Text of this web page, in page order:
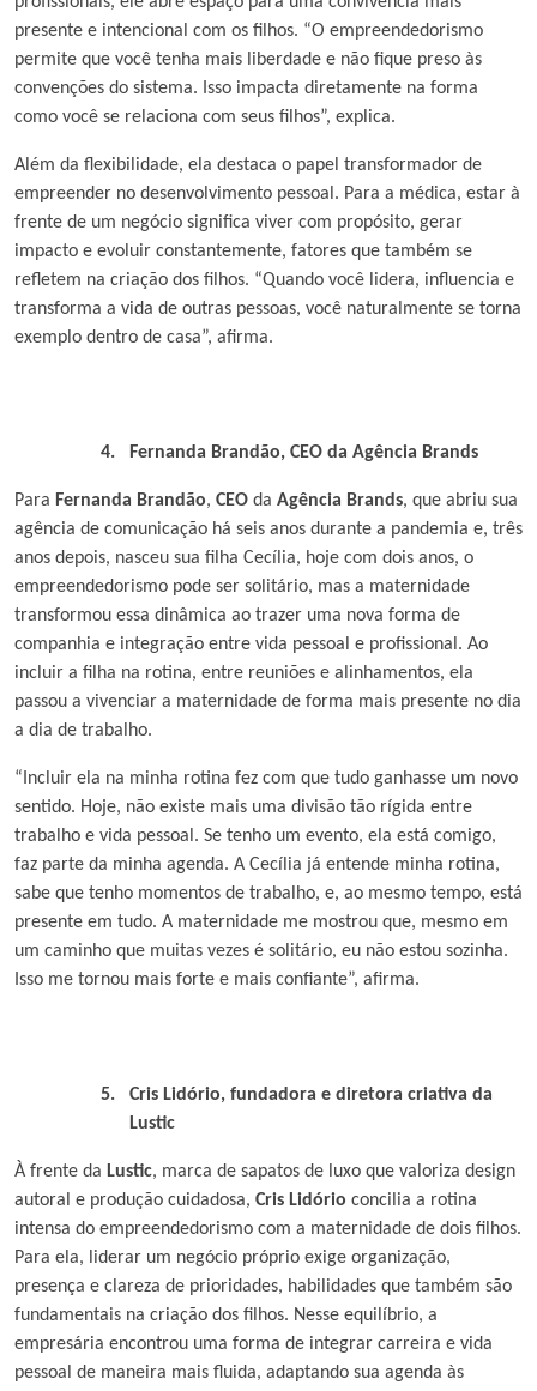
presente e intencional com os filhos. “O empreendedorismo
permite que você tenha mais liberdade e não fique preso às
convenções do sistema. Isso impacta diretamente na forma
como você se relaciona com seus filhos”, explica.
Além da flexibilidade, ela destaca o papel transformador de
empreender no desenvolvimento pessoal. Para a médica, estar à
frente de um negócio significa viver com propósito, gerar
impacto e evoluir constantemente, fatores que também se
refletem na criação dos filhos. “Quando você lidera, influencia e
transforma a vida de outras pessoas, você naturalmente se torna
exemplo dentro de casa”, afirma.
4. Fernanda Brandão, CEO da Agência Brands
Para Fernanda Brandão, CEO da Agência Brands, que abriu sua
agência de comunicação há seis anos durante a pandemia e, três
anos depois, nasceu sua filha Cecília, hoje com dois anos, o
empreendedorismo pode ser solitário, mas a maternidade
transformou essa dinâmica ao trazer uma nova forma de
companhia e integração entre vida pessoal e profissional. Ao
incluir a filha na rotina, entre reuniões e alinhamentos, ela
passou a vivenciar a maternidade de forma mais presente no dia
a dia de trabalho.
“Incluir ela na minha rotina fez com que tudo ganhasse um novo
sentido. Hoje, não existe mais uma divisão tão rígida entre
trabalho e vida pessoal. Se tenho um evento, ela está comigo,
faz parte da minha agenda. A Cecília já entende minha rotina,
sabe que tenho momentos de trabalho, e, ao mesmo tempo, está
presente em tudo. A maternidade me mostrou que, mesmo em
um caminho que muitas vezes é solitário, eu não estou sozinha.
Isso me tornou mais forte e mais confiante”, afirma.
5.
Cris Lidório, fundadora e diretora criativa da
Lustic
À frente da Lustic, marca de sapatos de luxo que valoriza design
autoral e produção cuidadosa, Cris Lidório concilia a rotina
intensa do empreendedorismo com a maternidade de dois filhos.
Para ela, liderar um negócio próprio exige organização,
presença e clareza de prioridades, habilidades que também são
fundamentais na criação dos filhos. Nesse equilíbrio, a
empresária encontrou uma forma de integrar carreira e vida
pessoal de maneira mais fluida, adaptando sua agenda às